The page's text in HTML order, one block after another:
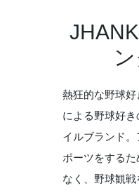
熱狂的な野球
による野球好
イルブランド
ポーツをする
なく、野球観戦